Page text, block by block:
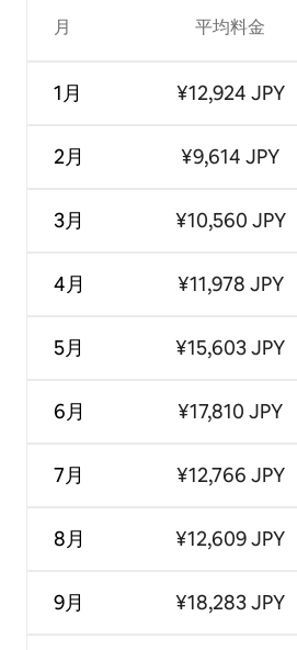
月
1月
2月
3月
4月
5月
6月
7月
8月
9月
平均料金
¥12,924 JPY
¥9,614 JPY
¥10,560 JPY
¥11,978 JPY
¥15,603 JPY
¥17,810 JPY
¥12,766 JPY
¥12,609 JPY
¥18,283 JPY